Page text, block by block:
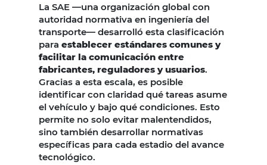
La SAE —una organización global con
autoridad normativa en ingeniería del
transporte— desarrolló esta clasificación
para establecer estándares comunes y
facilitar la comunicación entre
fabricantes, reguladores y usuarios.
Gracias a esta escala, es posible
identificar con claridad qué tareas asume
el vehículo y bajo qué condiciones. Esto
permite no solo evitar malentendidos,
sino también desarrollar normativas
específicas para cada estadio del avance
tecnológico.